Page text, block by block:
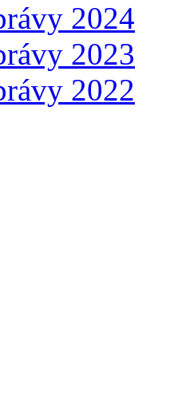
2024
2023
2022